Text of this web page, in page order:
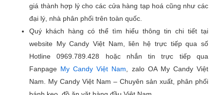
giá thành hợp lý cho các cửa hàng tạp hoá cũng như các
đại lý, nhà phân phối trên toàn quốc.
Quý khách hàng có thể tìm hiểu thông tin chi tiết tại
website My Candy Việt Nam, liên hệ trực tiếp qua số
Hotline 0969.789.428 hoặc nhắn tin trực tiếp qua
Fanpage My Candy Việt Nam , zalo OA My Candy Việt
Nam. My Candy Việt Nam – Chuyên sản xuất, phân phối